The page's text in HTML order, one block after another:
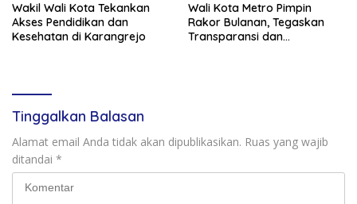
Wakil Wali Kota Tekankan
Akses Pendidikan dan
Kesehatan di Karangrejo
Wali Kota Metro Pimpin
Rakor Bulanan, Tegaskan
Transparansi dan
Tinggalkan Balasan
Alamat email Anda tidak akan dipublikasikan. Ruas yang wajib
ditandai *